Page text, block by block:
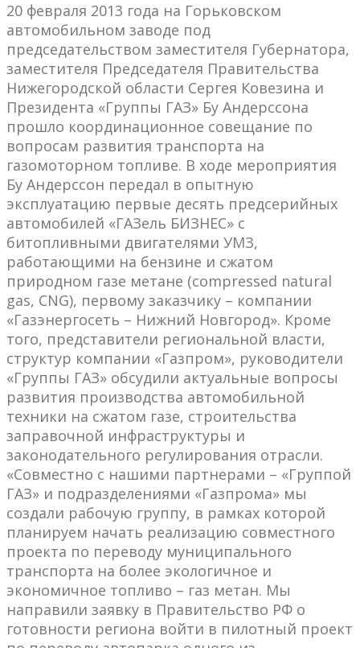
20 февраля 2013 года на Горьковском
автомобильном заводе под
председательством заместителя Губернатора,
заместителя Председателя Правительства
Нижегородской области Сергея Ковезина и
Президента «Группы ГАЗ» Бу Андерссона
прошло координационное совещание по
вопросам развития транспорта на
газомоторном топливе. В ходе мероприятия
Бу Андерссон передал в опытную
эксплуатацию первые десять предсерийных
автомобилей «ГАЗель БИЗНЕС» с
битопливными двигателями УМЗ,
работающими на бензине и сжатом
природном газе метане (compressed natural
gas, CNG), первому заказчику – компании
«Газэнергосеть – Нижний Новгород». Кроме
того, представители региональной власти,
структур компании «Газпром», руководители
«Группы ГАЗ» обсудили актуальные вопросы
развития производства автомобильной
техники на сжатом газе, строительства
заправочной инфраструктуры и
законодательного регулирования отрасли.
«Совместно с нашими партнерами – «Группой
ГАЗ» и подразделениями «Газпрома» мы
создали рабочую группу, в рамках которой
планируем начать реализацию совместного
проекта по переводу муниципального
транспорта на более экологичное и
экономичное топливо – газ метан. Мы
направили заявку в Правительство РФ о
готовности региона войти в пилотный проект